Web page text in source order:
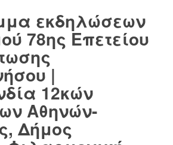
εκδηλώσεων
78ης Επετείου
|
12κών
Αθηνών-
Δήμος